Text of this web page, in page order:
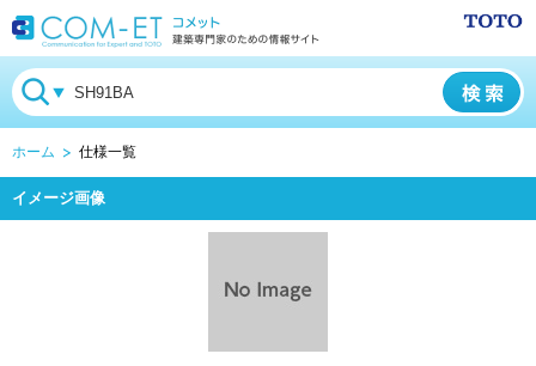
ホーム 仕様一覧
イメージ画像